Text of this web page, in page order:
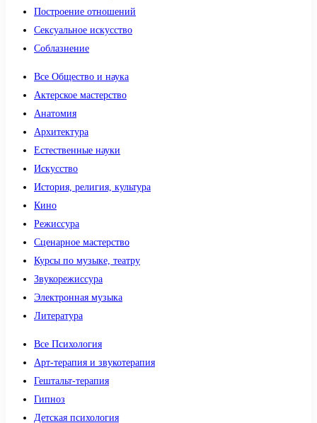
Построение отношений
Сексуальное искусство
Соблазнение
Все Общество и наука
Актерское мастерство
Анатомия
Архитектура
Естественные науки
Искусство
История, религия, культура
Кино
Режиссура
Сценарное мастерство
Курсы по музыке, театру
Звукорежиссура
Электронная музыка
Литература
Все Психология
Арт-терапия и звукотерапия
Гештальт-терапия
Гипноз
Детская психология